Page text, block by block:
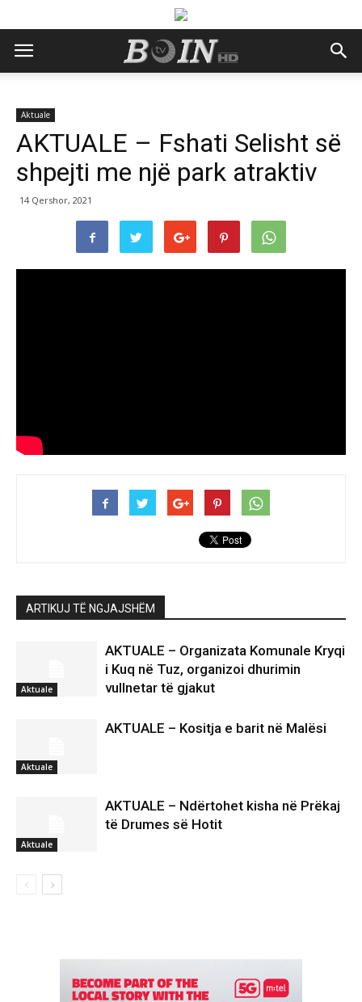
Aktuale
AKTUALE – Fshati Selisht së
shpejti me një park atraktiv
14 Qershor, 2021
ARTIKUJ TË NGJAJSHËM
Aktuale
AKTUALE – Organizata Komunale Kryqi
i Kuq në Tuz, organizoi dhurimin
vullnetar të gjakut
Aktuale
AKTUALE – Kositja e barit në Malësi
Aktuale
AKTUALE – Ndërtohet kisha në Prëkaj
të Drumes së Hotit